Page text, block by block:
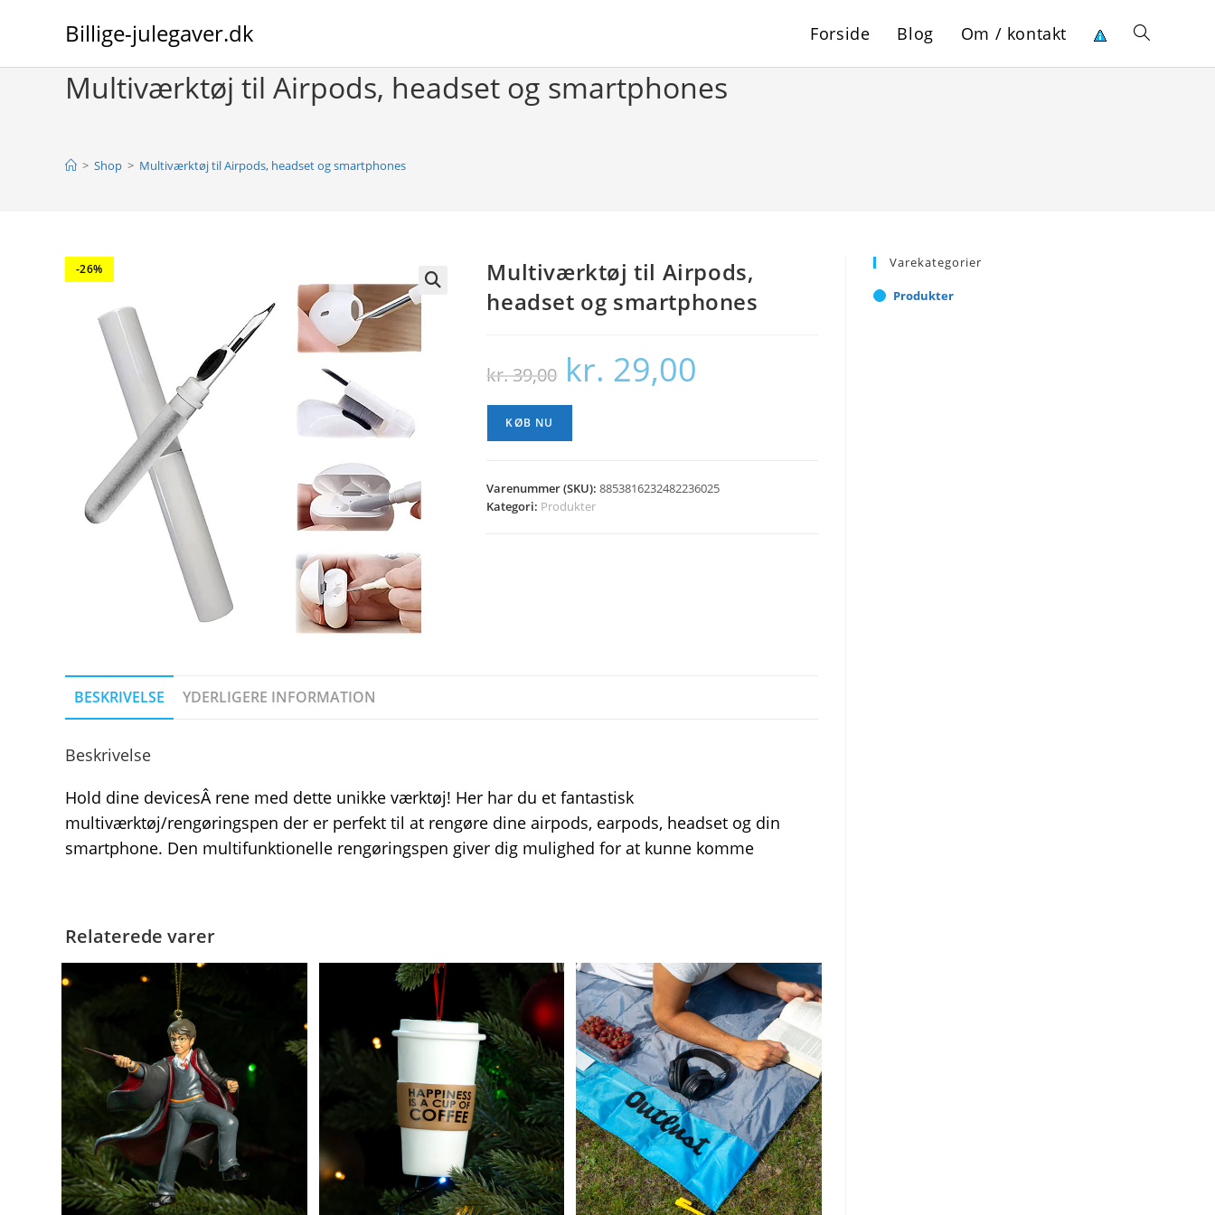
Billige-julegaver.dk Forside Blog Om / kontakt Toggle
Multiværktøj til Airpods, headset og smartphones
> Shop > Multiværktøj til Airpods, headset og smartphones
-26%
Multiværktøj til Airpods,
headset og smartphones
kr.39,00
Den
oprindelige
pris
kr. 39,00.
kr. 29,00
KØB NU
Varenummer (SKU):8853816232482236025
Kategori: Produkter
BESKRIVELSE YDERLIGERE INFORMATION
Beskrivelse
Hold dine devicesÂ rene med dette unikke værktøj! Her har du et fantastisk
multiværktøj/rengøringspen der er perfekt til at rengøre dine airpods, earpods, headset og din
smartphone. Den multifunktionelle rengøringspen giver dig mulighed for at kunne komme
Relaterede varer
Varekategorier
Produkter